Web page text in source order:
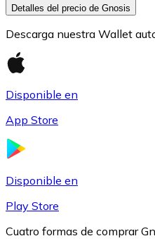
Detalles del precio de Gnosis
Descarga nuestra Wallet
Disponible en
App Store
Disponible en
Play Store
Cuatro formas de comprar